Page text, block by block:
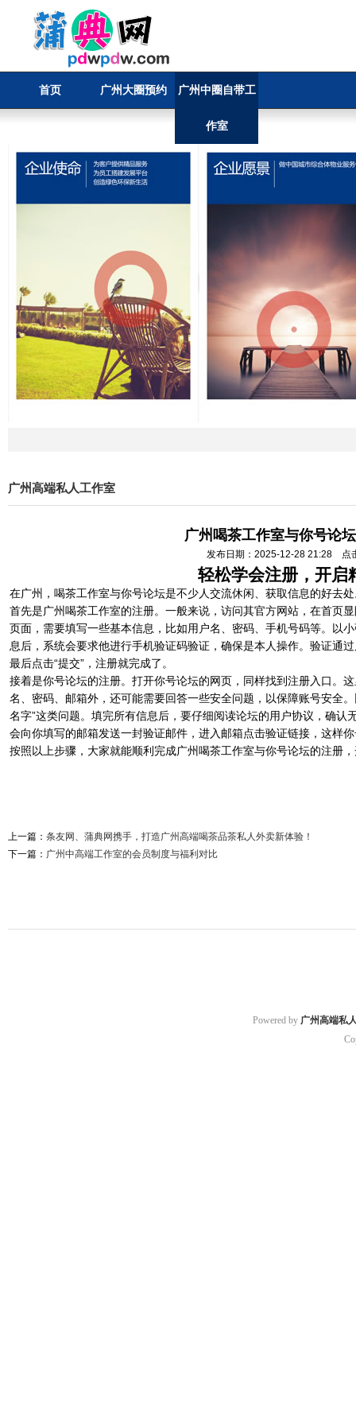
首页 广州大圈预约 广州中圈自带工
作室
广州高端私人工作室
广州喝茶工作室与你号论
发布日期：2025-12-28 21:28 点
轻松学会注册，开启
在广州，喝茶工作室与你号论坛是不少人交流休闲、获取信息的好去
首先是广州喝茶工作室的注册。一般来说，访问其官方网站，在首页
页面，需要填写一些基本信息，比如用户名、密码、手机号码等。以
息后，系统会要求他进行手机验证码验证，确保是本人操作。验证通
最后点击“提交”，注册就完成了。
接着是你号论坛的注册。打开你号论坛的网页，同样找到注册入口。
名、密码、邮箱外，还可能需要回答一些安全问题，以保障账号安全
名字”这类问题。填完所有信息后，要仔细阅读论坛的用户协议，确认
会向你填写的邮箱发送一封验证邮件，进入邮箱点击验证链接，这样
按照以上步骤，大家就能顺利完成广州喝茶工作室与你号论坛的注册
上一篇： 条友网、蒲典网携手，打造广州高端喝茶品茶私人外卖新体验！
下一篇： 广州中高端工作室的会员制度与福利对比
Powered by 广州高端私